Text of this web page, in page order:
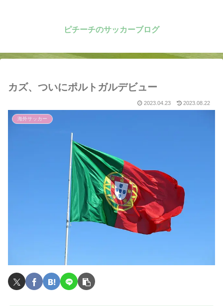
ピチーチのサッカーブログ
カズ、ついにポルトガルデビュー
2023.04.23 2023.08.22
海外サッカー